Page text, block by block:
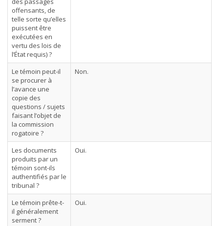
offensants, de
telle sorte qu’elles
puissent être
exécutées en
vertu des lois de
l’État requis) ?
Le témoin peut-il
se procurer à
l’avance une
copie des
questions / sujets
faisant l’objet de
la commission
rogatoire ?
Non.
Les documents
produits par un
témoin sont-ils
authentifiés par le
tribunal ?
Oui.
Le témoin prête-t-
il généralement
serment ?
Oui.